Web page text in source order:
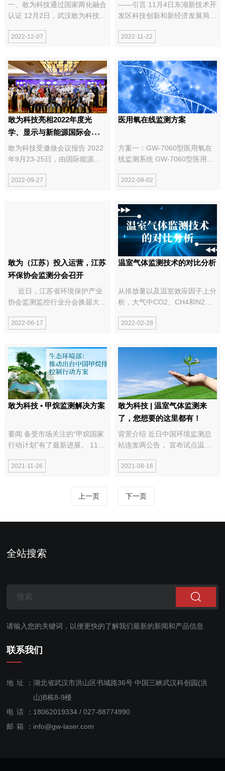
一、敢为科技通过国家两化融合
认证 12月2日，武汉敢为科技有
融合管理体系证书，取得“两化
次贯标的顺利通过，标志着武汉
敢为科技在推进信息化与工业化
深...
2022-12-07
——引言 11月4日东湖新技术开
发区科技创新和新经济发展局发
定光谷瞪羚企业名单的通知》，
2022年度光谷瞪羚企业，这也
是敢为科技连续四...
2022-11-22
敢为科技亮相2022年度光
学、显示与新能源国际会议，
交流学习创新发展
敢为科技受邀做会议报告 2022
年9月23-25日，由国际能源光
科技大学纳米科学与应用研究
2022-09-27
医用氧在线监测方案
方案一：GW-7060型医用氧在
线监测系统 GW-7060型医用氧
版药典氧的设计要求定制开发的
红外光电（NDIR）检测技术、
红外波长滤波技术（GFC）和
自主设计的长光程气体...
2022-09-02
敢为（江苏）投入运营，江苏
环保协会监测分会召开
近日，江苏省环境保护产业
协会监测监控行业分会换届大会
召开，作为分会会员，敢为科技
会议。换届大会审议通过了《江
苏省环境保护产业协会监测...
2022-06-17
温室气体监测技术的对比分析
从排放量以及温室效应因子上分
析，大气中CO2、CH4和N2O
是目前温室气体监测的主要气体
大的变化特征，为了能对温室气
体准确监测与定量，这就需要监
测技术满足：（2）抗...
2022-02-28
敢为科技 • 甲烷监测解决方案
要闻 备受市场关注的“甲烷国家
行动计划”有了最新进展。 11月
化司副司长陆新明在生态环境部
措施，结合相关规划和...
2021-11-26
敢为科技 | 温室气体监测来
了，您想要的这里都有！
背景介绍 近日中国环境监测总
站连发两公告， 宣布试点温室
放”的核算法向测算法进化的号
2021-08-16
上一页 下一页
全站搜索
请输入您的关键词，以便更快的了解我们最新的新闻和产品信息
联系我们
地址： 湖北省武汉市洪山区书城路36号 中国三峡武汉科创园(洪
山)B栋8-9楼
电话： 18062019334 / 027-88774990
售后服
邮箱： info@gw-laser.com